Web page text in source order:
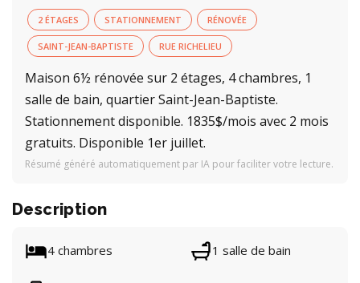
2 ÉTAGES STATIONNEMENT RÉNOVÉE
SAINT-JEAN-BAPTISTE RUE RICHELIEU
Maison 6½ rénovée sur 2 étages, 4 chambres, 1
salle de bain, quartier Saint-Jean-Baptiste.
Stationnement disponible. 1835$/mois avec 2 mois
gratuits. Disponible 1er juillet.
Résumé généré automatiquement par IA pour faciliter votre lecture.
Description
4 chambres 1 salle de bain